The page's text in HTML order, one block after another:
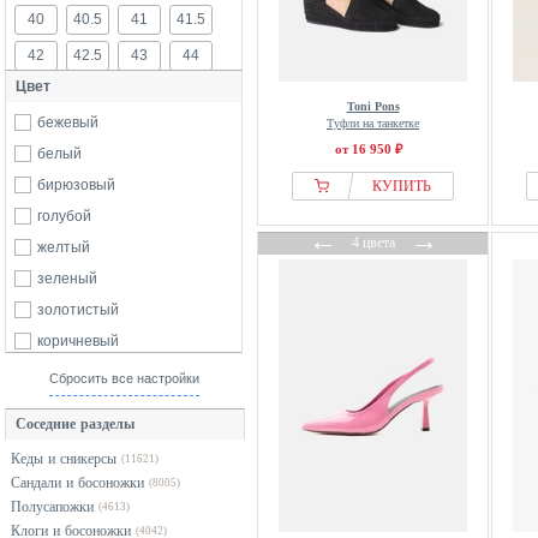
Armani Exchange
BADURA
Ballerette
Bally
Bata
Bershka
Betsy
Bianco
billi bi
Bimba Y Lola
Bosanova
BOSS
Bronx
Buffalo
By Malene Birger
Call it Spring
Calliope
40 40.5 41 41.5
42 42.5 43 44
45
Цвет
бежевый
белый
бирюзовый
голубой
желтый
зеленый
золотистый
коричневый
красный
разноцветный
розовый
серый
Сбросить все настройки
Соседние разделы
Кеды и сникерсы (11621)
Сандали и босоножки (8005)
Полусапожки (4613)
Клоги и босоножки (4042)
Toni Pons
Туфли на танкетке
от 16 950 ₽
КУПИТЬ
←4 цвета→